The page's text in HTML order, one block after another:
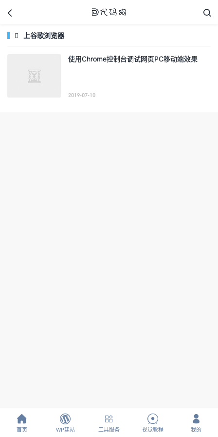

 
 上谷歌浏览器
使用Chrome控制台调试网页PC移动端效果
2019-07-10

首页

WP建站

工具服务

视觉教程

我的